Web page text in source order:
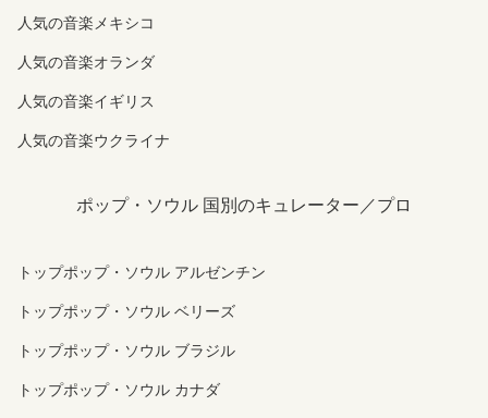
人気の音楽メキシコ
人気の音楽オランダ
人気の音楽イギリス
人気の音楽ウクライナ
ポップ・ソウル 国別のキュレーター／プロ
トップポップ・ソウル アルゼンチン
トップポップ・ソウル ベリーズ
トップポップ・ソウル ブラジル
トップポップ・ソウル カナダ